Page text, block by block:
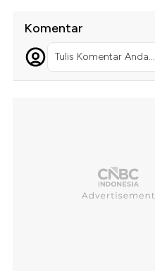
Komentar
Tulis Komentar Anda...